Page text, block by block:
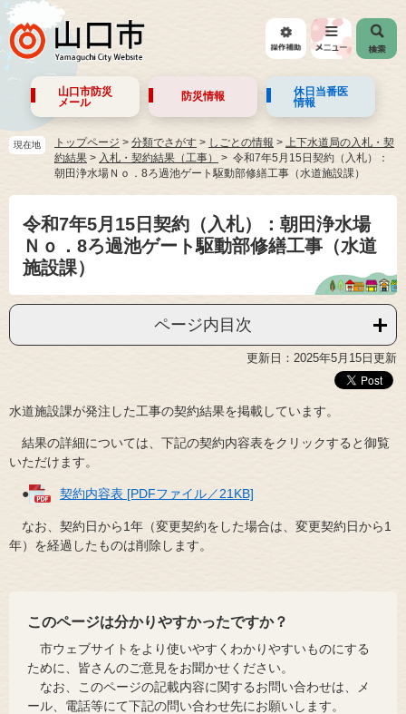
山口市防災
メール
防災情報
休日当番医
情報
現在地 トップページ > 分類でさがす > しごとの情報 >
上下水道局の入札・契
約結果 > 入札・契約結果（工事）
令和7年5月15日契約（入札）：
朝田浄水場Ｎｏ．8ろ過池ゲート駆動部修繕工事（水道施設課）
令和7年5月15日契約（入札）：朝田浄水場
Ｎｏ．8ろ過池ゲート駆動部修繕工事（水道
施設課）
ページ内目次
更新日：2025年5月15日更新
水道施設課が発注した工事の契約結果を掲載しています。
結果の詳細については、下記の契約内容表をクリックすると御覧
いただけます。
● 契約内容表 [PDFファイル／21KB]
なお、契約日から1年（変更契約をした場合は、変更契約日から1
年）を経過したものは削除します。
このページは分かりやすかったですか？
市ウェブサイトをより使いやすくわかりやすいものにする
ために、皆さんのご意見をお聞かせください。
なお、このページの記載内容に関するお問い合わせは、メ
ール、電話等にて下記の問い合わせ先にお願いします。